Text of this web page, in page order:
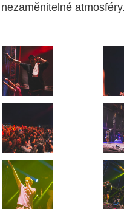
nezaměnitelné atmosféry.